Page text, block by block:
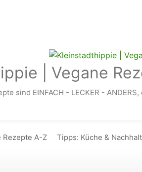
| Vegane
sind EINFACH - LECKER -
Rezepte A-Z Tipps: Küche &